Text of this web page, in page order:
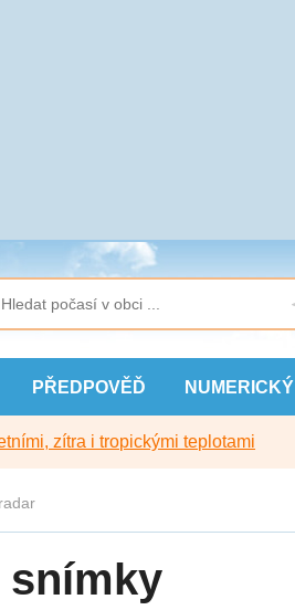
PŘEDPOVĚĎ NUMERICKÝ
zítra i tropickými teplotami
snímky